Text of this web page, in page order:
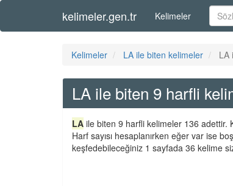
kelimeler.gen.tr Kelimeler
Kelimeler LA ile biten kelimeler LA
LA ile biten 9 harfli
LA ile biten 9 harfli kelimeler 136 adettir.
Harf sayısı hesaplanırken eğer var ise
keşfedebileceğiniz 1 sayfada 36 kelime